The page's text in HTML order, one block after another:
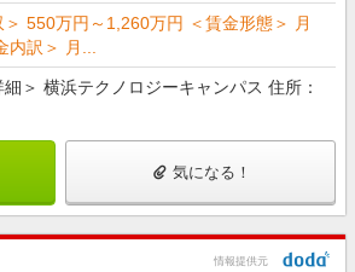
＞ 550万円～1,260万円 ＜賃金形態＞ 月
内訳＞ 月...
細＞ 横浜テクノロジーキャンパス 住所：
気になる！
情報提供元